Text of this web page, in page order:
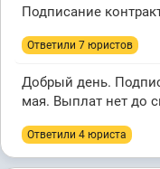
Подписание
Ответили 7 юристов
Добрый день.
мая. Выплат нет до
Ответили 4 юристa